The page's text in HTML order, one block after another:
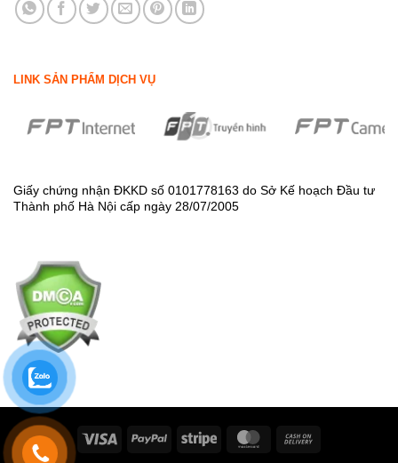
LINK SẢN PHẨM DỊCH VỤ
Giấy chứng nhận ĐKKD số 0101778163 do Sở Kế hoạch Đầu tư
Thành phố Hà Nội cấp ngày 28/07/2005